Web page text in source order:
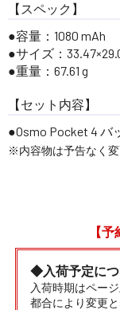
【スペック】
容量：1080 mAh
サイズ：
重量：67.61 g
【セット内容】
Osmo Pocket 4 バ
※内容物は予告なく変
【
◆入荷予定に
入荷時期はペー
都合により変更